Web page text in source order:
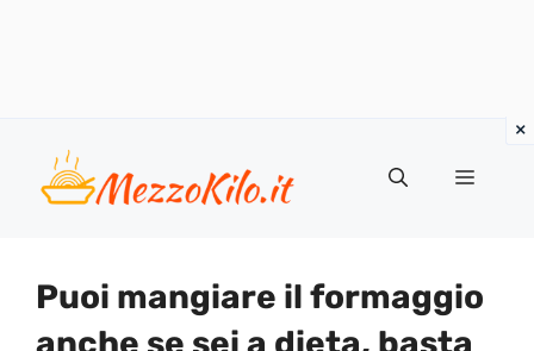
contenuto
Menu
Puoi mangiare il formaggio